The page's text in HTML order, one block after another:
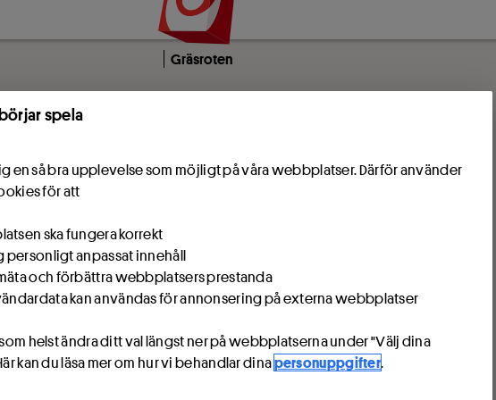
Gräsroten
spela
en så bra upplevelse som möjligt på våra webbplatser. Därför använder
för att
ska fungera korrekt
personligt anpassat innehåll
och förbättra webbplatsers prestanda
kan användas för annonsering på externa webbplatser
som helst ändra ditt val längst ner på webbplatserna under "Välj dina
kan du läsa mer om hur vi behandlar dinapersonuppgifter.